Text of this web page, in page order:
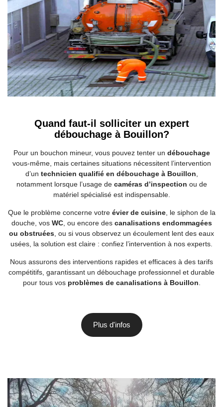
Quand faut-il solliciter un expert
débouchage à Bouillon?
Pour un bouchon mineur, vous pouvez tenter un débouchage
vous-même, mais certaines situations nécessitent l’intervention
d’un technicien qualifié en débouchage à Bouillon
notamment lorsque l’usage de caméras d’inspection ou de
matériel spécialisé est indispensable.
Que le problème concerne votre évier de cuisine, le siphon de la
douche, vos WC, ou encore des canalisations endommagées
ou obstruées , ou si vous observez un écoulement lent des eaux
usées, la solution est claire : confiez l’intervention à nos experts.
Nous assurons des interventions rapides et efficaces à des tarifs
compétitifs, garantissant un débouchage professionnel et durable
pour tous vos problèmes de canalisations à Bouillon
Plus d'infos